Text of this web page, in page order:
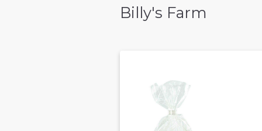
Billy's Farm